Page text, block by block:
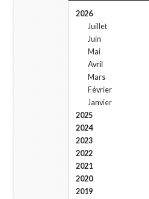
2026
Juillet
Juin
Mai
Avril
Mars
Février
Janvier
2025
2024
2023
2022
2021
2020
2019